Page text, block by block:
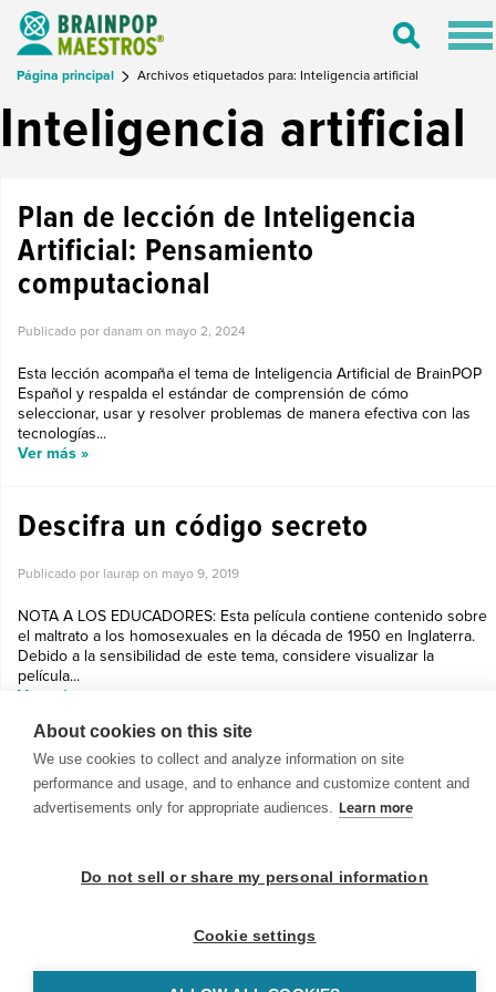
Toggle
Página principal Archivos etiquetados para: Inteligencia artificial
Inteligencia artificial
Plan de lección de Inteligencia
Artificial: Pensamiento
computacional
Publicado por danam on mayo 2, 2024
Esta lección acompaña el tema de Inteligencia Artificial de BrainPOP
Español y respalda el estándar de comprensión de cómo
seleccionar, usar y resolver problemas de manera efectiva con las
tecnologías...
Ver más »
Descifra un código secreto
Publicado por laurap on mayo 9, 2019
NOTA A LOS EDUCADORES: Esta película contiene contenido sobre
el maltrato a los homosexuales en la década de 1950 en Inglaterra.
Debido a la sensibilidad de este tema, considere visualizar la
película...
Ver más »
About cookies on this site
We use cookies to collect and analyze information on site
performance and usage, and to enhance and customize content and
advertisements only for appropriate audiences. Learn more
Do not sell or share my personal information
Cookie settings